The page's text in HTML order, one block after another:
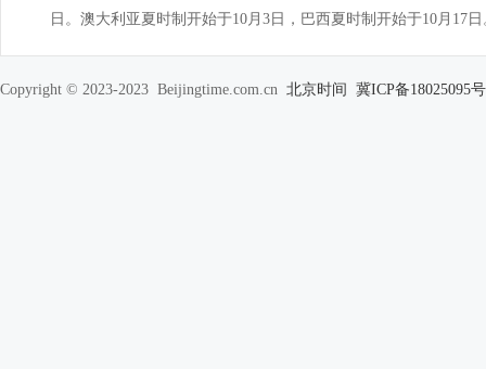
日。澳大利亚夏时制开始于10月3日，巴西夏时制开始于10月17日
Copyright © 2023-2023 Beijingtime.com.cn 北京时间 冀ICP备18025095